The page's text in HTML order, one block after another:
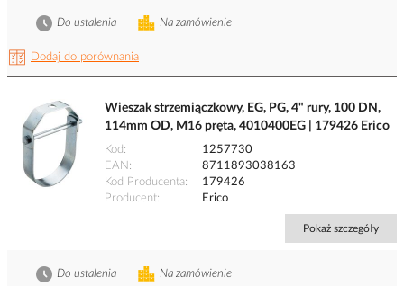
Dodaj do porównania
Na zamówienie
Do ustalenia
Wieszak strzemiączkowy, EG, PG, 4" rury, 100 DN,
114mm OD, M16 pręta, 4010400EG | 179426 Erico
Kod
1257730
EAN
8711893038163
Kod Producenta
179426
Producent
Erico
Pokaż szczegóły
Na zamówienie
Do ustalenia